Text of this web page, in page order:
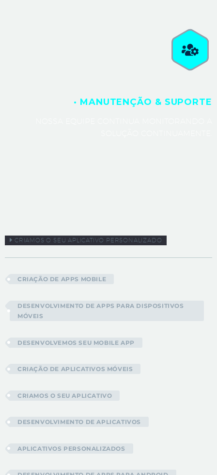
· MANUTENÇÃO & SUPORTE
CRIAMOS O SEU APLICATIVO PERSONALIZADO
CRIAÇÃO DE APPS MOBILE
DESENVOLVIMENTO DE APPS PARA DISPOSITIVOS
MÓVEIS
DESENVOLVEMOS SEU MOBILE APP
CRIAÇÃO DE APLICATIVOS MÓVEIS
CRIAMOS O SEU APLICATIVO
DESENVOLVIMENTO DE APLICATIVOS
APLICATIVOS PERSONALIZADOS